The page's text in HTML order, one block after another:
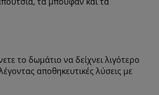
το δωμάτιο να δείχνει λιγότερο
αποθηκευτικές λύσεις με